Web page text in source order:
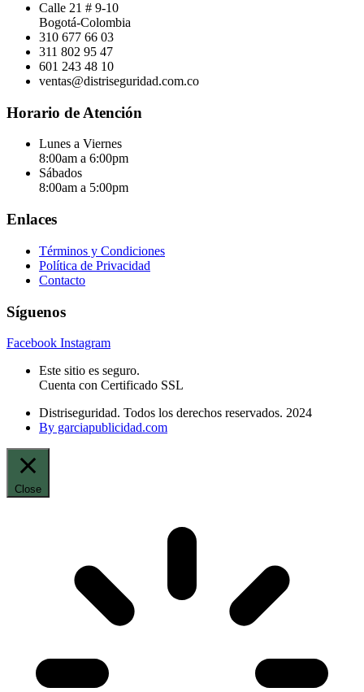
Calle 21 # 9-10
Bogotá-Colombia
310 677 66 03
311 802 95 47
601 243 48 10
ventas@distriseguridad.com.co
Horario de Atención
Lunes a Viernes
8:00am a 6:00pm
Sábados
8:00am a 5:00pm
Enlaces
Términos y Condiciones
Política de Privacidad
Contacto
Síguenos
Facebook Instagram
Este sitio es seguro.
Cuenta con Certificado SSL
Distriseguridad. Todos los derechos reservados. 2024
By garciapublicidad.com
Close